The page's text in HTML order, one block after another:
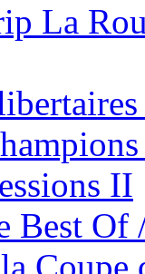
La
II
Best Of
Coupe